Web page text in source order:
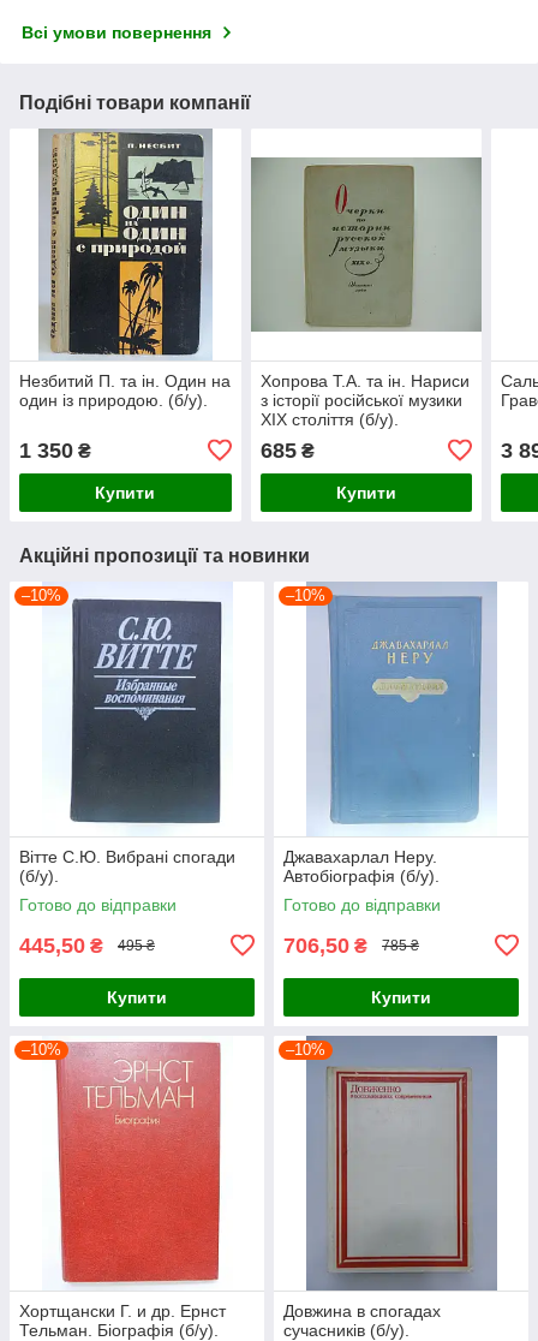
Всі умови повернення
Подібні товари компанії
Незбитий П. та ін. Один на
один із природою. (б/у).
1 350 ₴
Купити
Хопрова Т.А. та ін. Нариси
з історії російської музики
XIX століття (б/у).
685₴
Купити
3
Акційні пропозиції та новинки
–10%
Вітте С.Ю. Вибрані спогади
(б/у).
Готово до відправки
445,50 ₴ 495 ₴
Купити
–10%
Джавахарлал Неру.
Автобіографія (б/у).
Готово до відправки
706,50 ₴ 785 ₴
Купити
–10%
Хортщански Г. и др. Ернст
Тельман. Біографія (б/у).
–10%
Довжина в спогадах
сучасників (б/у).